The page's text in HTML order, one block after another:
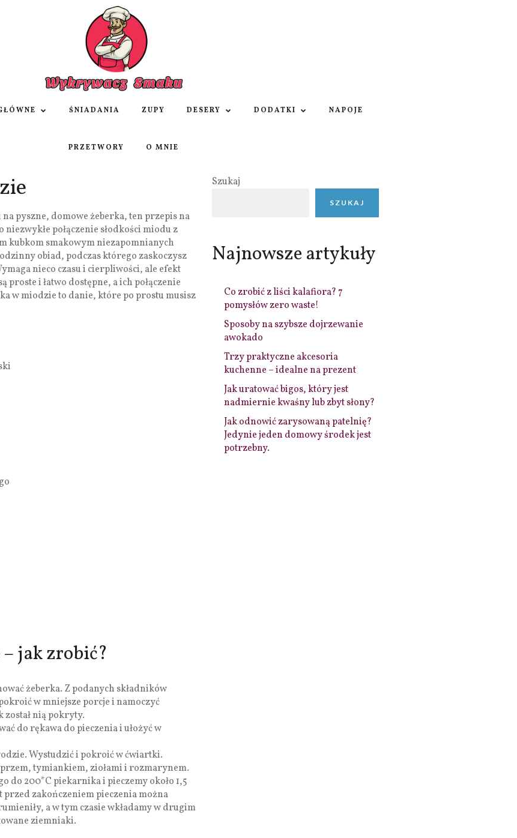
ŚNIADANIA ZUPY DESERY DODATKI NAPOJE
PRZETWORY O MNIE
pyszne, domowe żeberka, ten przepis na
połączenie słodkości miodu z
kubkom smakowym niezapomnianych
obiad, podczas którego zaskoczysz
nieco czasu i cierpliwości, ale efekt
proste i łatwo dostępne, a ich połączenie
w miodzie to danie, które po prostu musisz
jak zrobić?
żeberka. Z podanych składników
w mniejsze porcje i namoczyć
został nią pokryty.
do rękawa do pieczenia i ułożyć w
Wystudzić i pokroić w ćwiartki.
tymiankiem, ziołami i rozmarynem.
do 200*C piekarnika i pieczemy około 1,5
zakończeniem pieczenia można
a w tym czasie wkładamy w drugim
ziemniaki.
Szukaj
SZUKAJ
Najnowsze artykuły
Co zrobić z liści kalafiora? 7
pomysłów zero waste!
Sposoby na szybsze dojrzewanie
awokado
Trzy praktyczne akcesoria
kuchenne – idealne na prezent
Jak uratować bigos, który jest
nadmiernie kwaśny lub zbyt słony?
Jak odnowić zarysowaną patelnię?
Jedynie jeden domowy środek jest
potrzebny.